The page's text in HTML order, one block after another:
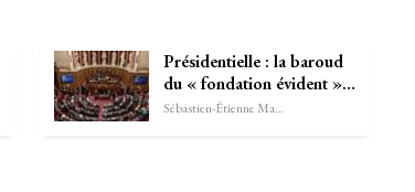
Présidentielle : la baroud
du « fondation évident »…
Sébastien-Étienne Marechal